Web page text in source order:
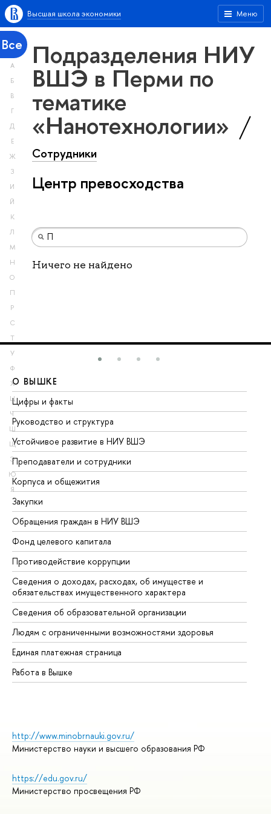
Меню
Высшая школа экономики
Все
А
Б
В
Г
Д
Е
Ж
З
И
Й
К
Л
М
Н
О
П
Р
С
Т
У
Ф
Х
Ц
Ч
Ш
Щ
Э
Ю
Я
Подразделения НИУ
ВШЭ в Перми по
тематике
«Нанотехнологии»
Сотрудники
Центр превосходства
Ничего не найдено
О ВЫШКЕ
Цифры и факты
Руководство и структура
Устойчивое развитие в НИУ ВШЭ
Преподаватели и сотрудники
Корпуса и общежития
Закупки
Обращения граждан в НИУ ВШЭ
Фонд целевого капитала
Противодействие коррупции
Сведения о доходах, расходах, об имуществе и
обязательствах имущественного характера
Сведения об образовательной организации
Людям с ограниченными возможностями здоровья
Единая платежная страница
Работа в Вышке
http://www.minobrnauki.gov.ru/
Министерство науки и высшего образования РФ
https://edu.gov.ru/
Министерство просвещения РФ